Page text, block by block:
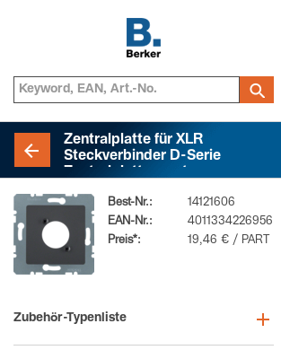
Zentralplatte für XLR
Steckverbinder D-Serie
Best-Nr.:
14121606
EAN-Nr.:
4011334226956
Preis*:
19,46 € / PART
Zubehör-Typenliste